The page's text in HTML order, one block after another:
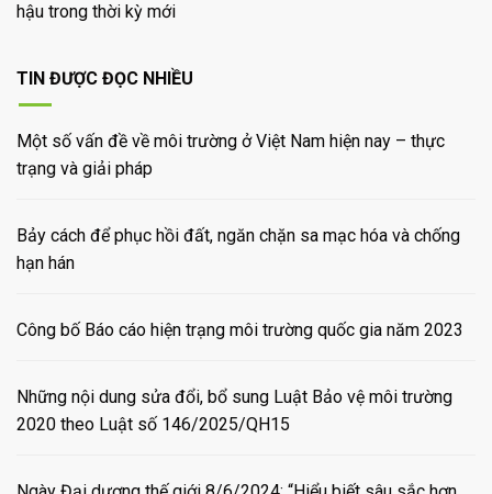
hậu trong thời kỳ mới
TIN ĐƯỢC ĐỌC NHIỀU
Một số vấn đề về môi trường ở Việt Nam hiện nay – thực
trạng và giải pháp
Bảy cách để phục hồi đất, ngăn chặn sa mạc hóa và chống
hạn hán
Công bố Báo cáo hiện trạng môi trường quốc gia năm 2023
Những nội dung sửa đổi, bổ sung Luật Bảo vệ môi trường
2020 theo Luật số 146/2025/QH15